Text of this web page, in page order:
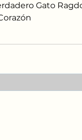
Gato